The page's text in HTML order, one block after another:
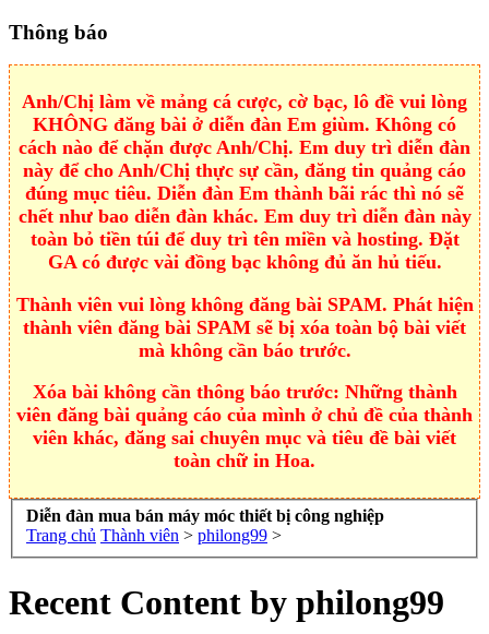
Thông báo
Anh/Chị làm về mảng cá cược, cờ bạc, lô đề vui lòng
KHÔNG đăng bài ở diễn đàn Em giùm. Không có
cách nào để chặn được Anh/Chị. Em duy trì diễn đàn
này để cho Anh/Chị thực sự cần, đăng tin quảng cáo
đúng mục tiêu. Diễn đàn Em thành bãi rác thì nó sẽ
chết như bao diễn đàn khác. Em duy trì diễn đàn này
toàn bỏ tiền túi để duy trì tên miền và hosting. Đặt
GA có được vài đồng bạc không đủ ăn hủ tiếu.
Thành viên vui lòng không đăng bài SPAM. Phát hiện
thành viên đăng bài SPAM sẽ bị xóa toàn bộ bài viết
mà không cần báo trước.
Xóa bài không cần thông báo trước: Những thành
viên đăng bài quảng cáo của mình ở chủ đề của thành
viên khác, đăng sai chuyên mục và tiêu đề bài viết
toàn chữ in Hoa.
Diễn đàn mua bán máy móc thiết bị công nghiệp
Trang chủ Thành viên > philong99 >
Recent Content by philong99